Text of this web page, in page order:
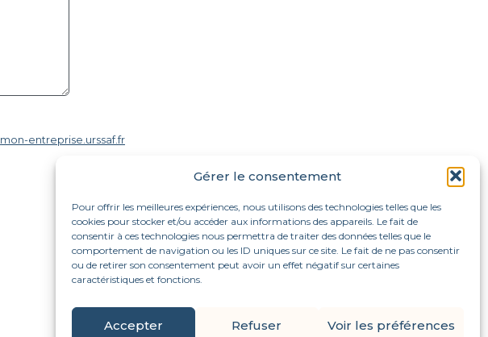
Gérer le consentement
Pour offrir les meilleures expériences, nous utilisons des technologies telles que les
cookies pour stocker et/ou accéder aux informations des appareils. Le fait de
consentir à ces technologies nous permettra de traiter des données telles que le
comportement de navigation ou les ID uniques sur ce site. Le fait de ne pas consentir
ou de retirer son consentement peut avoir un effet négatif sur certaines
caractéristiques et fonctions.
Accepter Refuser Voir les préférences
mon-entreprise.urssaf.fr
Footer
Principale
63 rue du Village Arthieul, 95420 Magny-en-Vexin